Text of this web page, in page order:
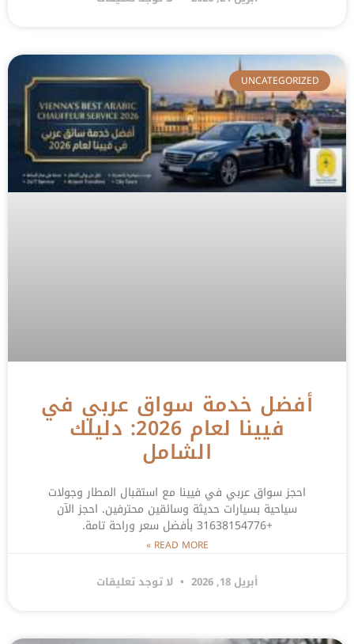
UNCATEGORIZED
أفضل خدمة سواق عربي في
فيينا لعام 2026: دليلك
الشامل
احجز سواق عربي في فيينا مع استقبال المطار وجولات
سياحية بسيارات حديثة وسائقين محترفين. احجز الآن
+31638154776 بأفضل سعر وراحة تامة.
READ MORE »
أبريل 18, 2026 لا توجد تعليقات